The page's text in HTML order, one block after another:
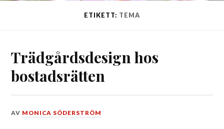
ETIKETT: TEMA
Trädgårdsdesign hos
bostadsrätten
DEN
AV MONICA SÖDERSTRÖM